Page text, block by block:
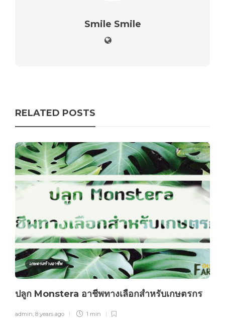
Smile Smile
RELATED POSTS
เกษตรสร้างอาชีพ
ปลูก Monstera อาชีพทางเลือกสำหรับเกษตรกร
admin 8 years ago 1 min